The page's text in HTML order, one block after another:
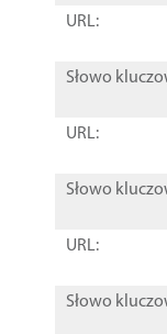
URL:
Słowo
URL:
Słowo
URL:
Słowo